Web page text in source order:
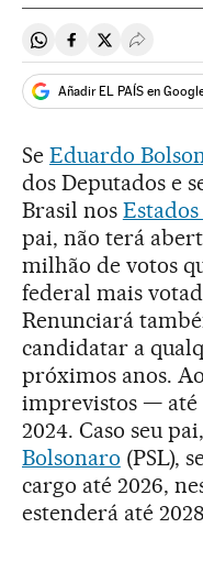
Compartir en
Compartir en
Compartir en
Añadir EL PAÍS en
Se Eduardo
dos Deputados e
Brasil nos
pai, não terá
milhão de votos
federal mais
Renunciará
candidatar a
próximos anos.
imprevistos — até
2024. Caso seu
Bolsonaro (PSL),
cargo até 2026,
estenderá até